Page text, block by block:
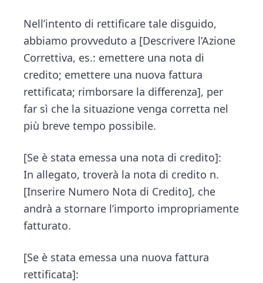
Nell’intento di rettificare tale disguido,
abbiamo provveduto a [Descrivere l’Azione
Correttiva, es.: emettere una nota di
credito; emettere una nuova fattura
rettificata; rimborsare la differenza], per
far sì che la situazione venga corretta nel
più breve tempo possibile.
[Se è stata emessa una nota di credito]:
In allegato, troverà la nota di credito n.
[Inserire Numero Nota di Credito], che
andrà a stornare l’importo impropriamente
fatturato.
[Se è stata emessa una nuova fattura
rettificata]: